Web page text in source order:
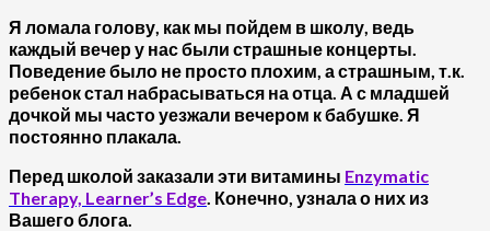
Я ломала голову, как мы пойдем в школу, ведь
каждый вечер у нас были страшные концерты.
Поведение было не просто плохим, а страшным, т.к.
ребенок стал набрасываться на отца. А с младшей
дочкой мы часто уезжали вечером к бабушке. Я
постоянно плакала.
Перед школой заказали эти витамины Enzymatic
Therapy, Learner’s Edge. Конечно, узнала о них из
Вашего блога.